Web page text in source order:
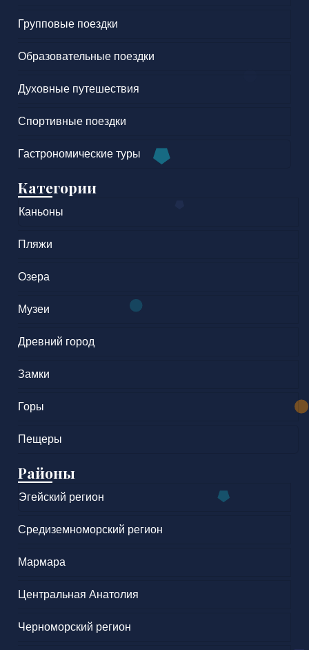
Групповые поездки
Образовательные поездки
Духовные путешествия
Спортивные поездки
Гастрономические туры
Категории
Каньоны
Пляжи
Озера
Музеи
Древний город
Замки
Горы
Пещеры
Районы
Эгейский регион
Средиземноморский регион
Мармара
Центральная Анатолия
Черноморский регион